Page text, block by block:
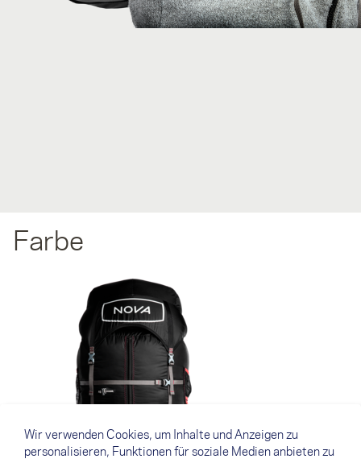
Farbe
Wir verwenden Cookies, um Inhalte und Anzeigen zu
personalisieren, Funktionen für soziale Medien anbieten zu